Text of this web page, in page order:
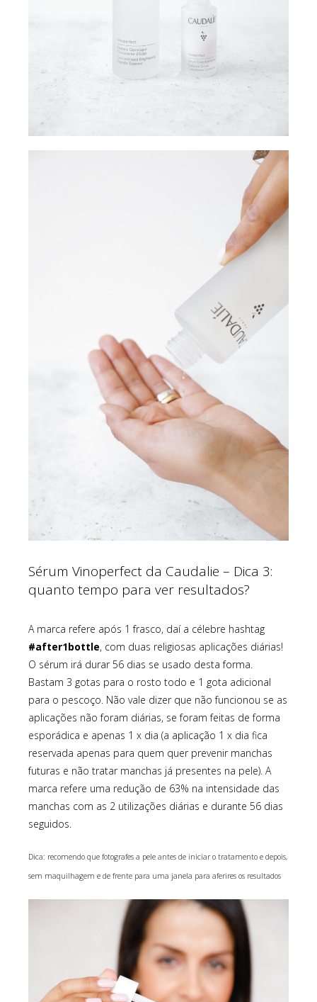
Sérum Vinoperfect da Caudalie – Dica 3:
quanto tempo para ver resultados?
A marca refere após 1 frasco, daí a célebre hashtag
#after1bottle, com duas religiosas aplicações diárias!
O sérum irá durar 56 dias se usado desta forma.
Bastam 3 gotas para o rosto todo e 1 gota adicional
para o pescoço. Não vale dizer que não funcionou se as
aplicações não foram diárias, se foram feitas de forma
esporádica e apenas 1 x dia (a aplicação 1 x dia fica
reservada apenas para quem quer prevenir manchas
futuras e não tratar manchas já presentes na pele). A
marca refere uma redução de 63% na intensidade das
manchas com as 2 utilizações diárias e durante 56 dias
seguidos.
Dica: recomendo que fotografes a pele antes de iniciar o tratamento e depois,
sem maquilhagem e de frente para uma janela para aferires os resultados